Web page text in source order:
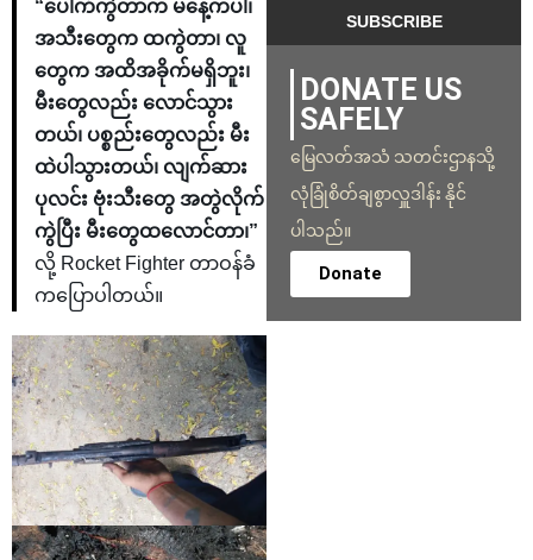
“ပေါက်ကွဲတာက မနေ့ကပါ၊
အသီးတွေက ထကွဲတာ၊ လူ
တွေက အထိအခိုက်မရှိဘူး၊
မီးတွေလည်း လောင်သွား
တယ်၊ ပစ္စည်းတွေလည်း မီး
ထဲပါသွားတယ်၊ လျက်ဆား
ပုလင်း ဗုံးသီးတွေ အတွဲလိုက်
ကွဲပြီး မီးတွေထလောင်တာ၊”
လို့ Rocket Fighter တာဝန်ခံ
ကပြောပါတယ်။
DONATE US
SAFELY
မြေလတ်အသံ သတင်းဌာနသို့
လုံခြုံစိတ်ချစွာလှူဒါန်း နိုင်
ပါသည်။
Donate